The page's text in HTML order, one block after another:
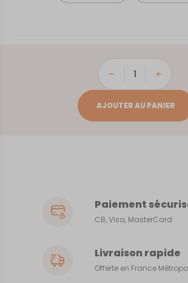
quantité
Bergues
AJOUTER AU PANIER
Paiement
CB, Visa, MasterCard
Livraison rapide
Offerte en France